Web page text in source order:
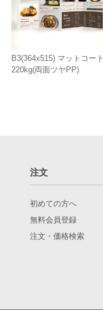
B3(364x515) マットコート
220kg(両面ツヤPP)
注文
初めての方へ
無料会員登録
注文・価格検索